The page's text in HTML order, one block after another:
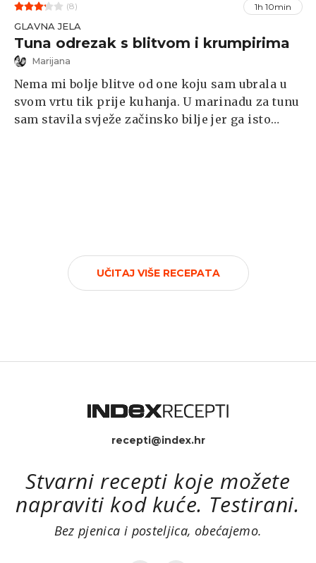
(8) 1h 10min
GLAVNA JELA
Tuna odrezak s blitvom i krumpirima
Marijana
Nema mi bolje blitve od one koju sam ubrala u
svom vrtu tik prije kuhanja. U marinadu za tunu
sam stavila svježe začinsko bilje jer ga isto
UČITAJ VIŠE RECEPATA
recepti@index.hr
Stvarni recepti koje možete
napraviti kod kuće. Testirani.
Bez pjenica i posteljica, obećajemo.